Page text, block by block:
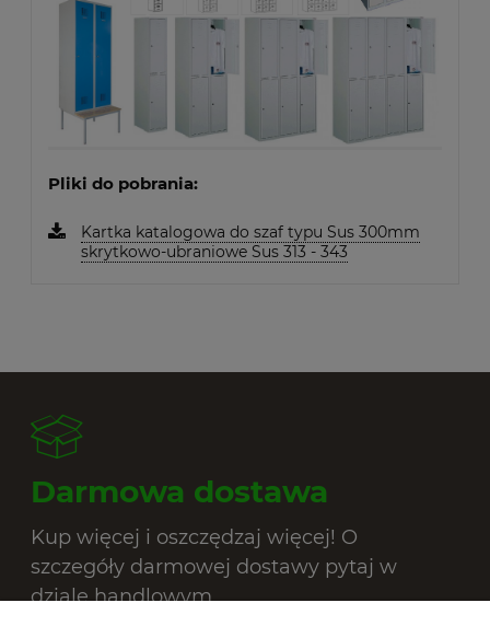
Pliki do pobrania:
Kartka katalogowa do szaf typu Sus 300mm
skrytkowo-ubraniowe Sus 313 - 343
Darmowa dostawa
Kup więcej i oszczędzaj więcej! O
szczegóły darmowej dostawy pytaj w
dziale handlowym.